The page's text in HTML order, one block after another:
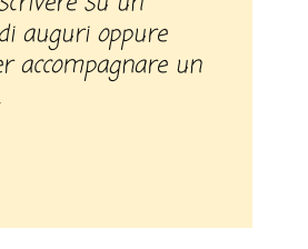
auguri oppure
accompagnare un